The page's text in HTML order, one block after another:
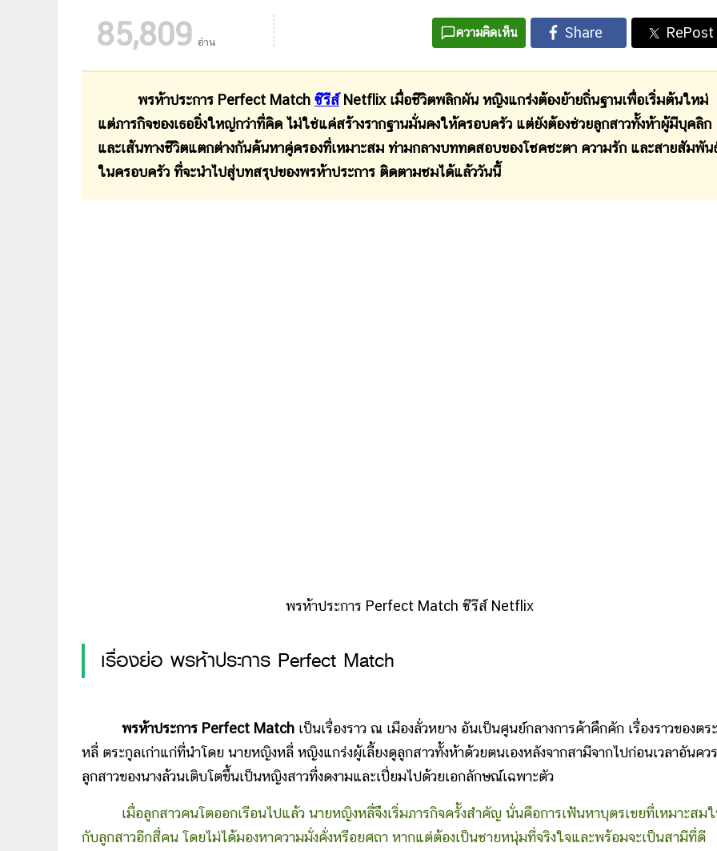
85,809 อ่าน
ความคิดเห็น
พรห้าประการ Perfect Match ซีรีส์Netflix เมื่อชีวิตพลิกผัน หญิงแกร่งต้องย้ายถิ่นฐานเพื่อเริ่มต้นใหม่
แต่ภารกิจของเธอยิ่งใหญ่กว่าที่คิด ไม่ใช่แค่สร้างรากฐานมั่นคงให้ครอบครัว แต่ยังต้องช่วยลูกสาวทั้งห้าผู้มีบุคลิก
และเส้นทางชีวิตแตกต่างกันค้นหาคู่ครองที่เหมาะสม ท่ามกลางบททดสอบของโชคชะตา ความรัก และสายสัมพัน
ในครอบครัว ที่จะนำไปสู่บทสรุปของพรห้าประการ ติดตามชมได้แล้ววันนี้
พรห้าประการ Perfect Match ซีรีส์ Netflix
เรื่องย่อ พรห้าประการ Perfect Match
พรห้าประการ Perfect Match เป็นเรื่องราว ณ เมืองลั่วหยาง อันเป็นศูนย์กลางการค้าคึกคัก เรื่องราวของตร
หลี่ ตระกูลเก่าแก่ที่นำโดย นายหญิงหลี่ หญิงแกร่งผู้เลี้ยงดูลูกสาวทั้งห้าด้วยตนเองหลังจากสามีจากไปก่อนเวลาอันควร
ลูกสาวของนางล้วนเติบโตขึ้นเป็นหญิงสาวที่งดงามและเปี่ยมไปด้วยเอกลักษณ์เฉพาะตัว
เมื่อลูกสาวคนโตออกเรือนไปแล้ว นายหญิงหลี่จึงเริ่มภารกิจครั้งสำคัญ นั่นคือการเฟ้นหาบุตรเขยที่เหมาะสม
กับลูกสาวอีกสี่คน โดยไม่ได้มองหาความมั่งคั่งหรือยศถา หากแต่ต้องเป็นชายหนุ่มที่จริงใจและพร้อมจะเป็นสามีที่ดี